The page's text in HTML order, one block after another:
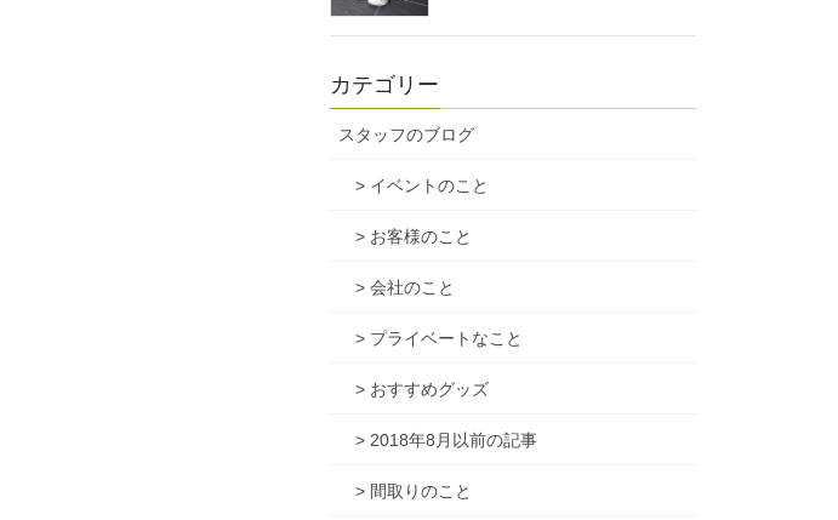
カテゴリー
スタッフのブログ
> イベントのこと
> お客様のこと
> 会社のこと
> プライベートなこと
> おすすめグッズ
> 2018年8月以前の記事
> 間取りのこと